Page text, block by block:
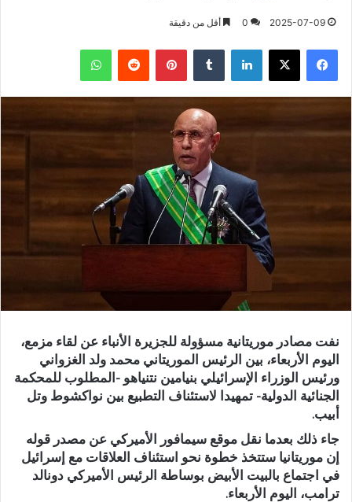
2025-07-09
0 أقل من دقيقة
فيسبوك X لينكدإن بينتيريست واتساب
نفت مصادر موريتانية مسؤولة للجزيرة الأنباء عن لقاء مزمع،
اليوم الأربعاء، بين الرئيس الموريتاني محمد ولد الغزواني
ورئيس الوزراء الإسرائيلي بنيامين نتنياهو -المطلوب للمحكمة
الجنائية الدولية- تمهيدا لاستئناف التطبيع بين نواكشوط وتل
أبيب.
جاء ذلك بعدما نقل موقع سيمافور الأميركي عن مصدر قوله
إن موريتانيا ستتخذ خطوة نحو استئناف العلاقات مع إسرائيل
في اجتماع بالبيت الأبيض بوساطة الرئيس الأميركي دونالد
ترامب، اليوم الأربعاء.